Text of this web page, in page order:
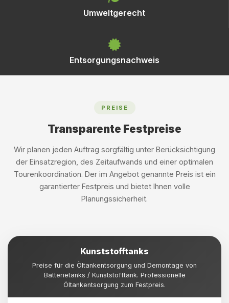
Umweltgerecht
Entsorgungsnachweis
PREISE
Transparente Festpreise
Wir planen jeden Auftrag sorgfältig unter Berücksichtigung
der Einsatzregion, des Zeitaufwands und einer optimalen
Tourenkoordination. Der im Angebot genannte Preis ist ein
garantierter Festpreis und bietet Ihnen volle
Planungssicherheit.
Kunststofftanks
Preise für die Öltankentsorgung und Demontage von
Batterietanks / Kunststofftank. Professionelle
Öltankentsorgung zum Festpreis.